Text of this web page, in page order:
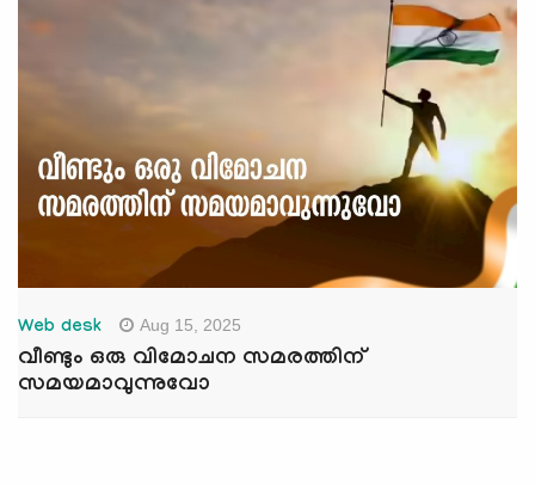
Web desk Aug 15, 2025
വീണ്ടും ഒരു വിമോചന സമരത്തിന്
സമയമാവുന്നുവോ